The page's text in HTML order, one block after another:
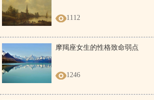
1112
摩羯座女生的性格致命弱点
1246